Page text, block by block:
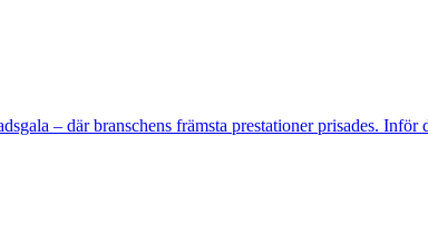
– där branschens främsta prestationer prisades.